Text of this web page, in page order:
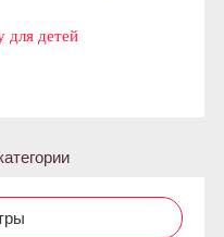
для детей